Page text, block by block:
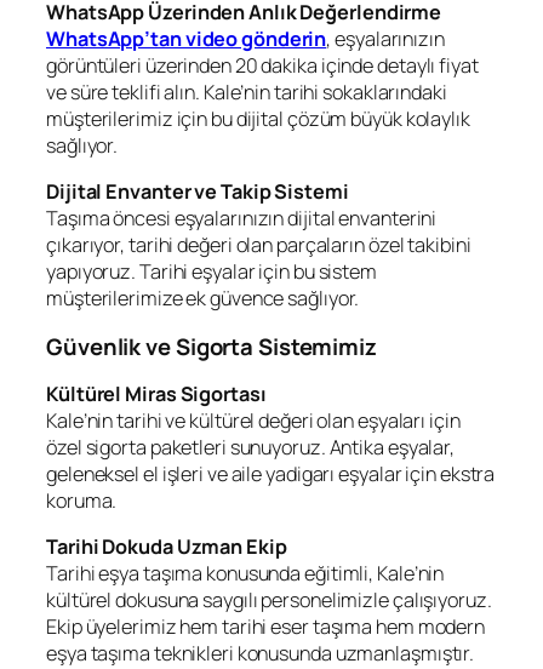
WhatsApp Üzerinden Anlık Değerlendirme
WhatsApp’tan video gönderin, eşyalarınızın
görüntüleri üzerinden 20 dakika içinde detaylı fiyat
ve süre teklifi alın. Kale’nin tarihi sokaklarındaki
müşterilerimiz için bu dijital çözüm büyük kolaylık
sağlıyor.
Dijital Envanter ve Takip Sistemi
Taşıma öncesi eşyalarınızın dijital envanterini
çıkarıyor, tarihi değeri olan parçaların özel takibini
yapıyoruz. Tarihi eşyalar için bu sistem
müşterilerimize ek güvence sağlıyor.
Güvenlik ve Sigorta Sistemimiz
Kültürel Miras Sigortası
Kale’nin tarihi ve kültürel değeri olan eşyaları için
özel sigorta paketleri sunuyoruz. Antika eşyalar,
geleneksel el işleri ve aile yadigarı eşyalar için ekstra
koruma.
Tarihi Dokuda Uzman Ekip
Tarihi eşya taşıma konusunda eğitimli, Kale’nin
kültürel dokusuna saygılı personelimizle çalışıyoruz.
Ekip üyelerimiz hem tarihi eser taşıma hem modern
eşya taşıma teknikleri konusunda uzmanlaşmıştır.